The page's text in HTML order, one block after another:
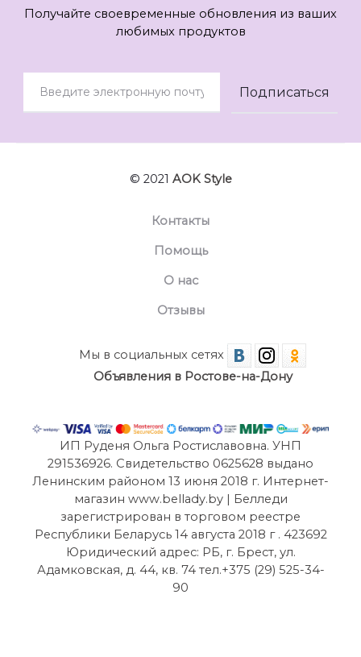
Получайте своевременные обновления из ваших
любимых продуктов
© 2021 AOK Style
Контакты
Помощь
О нас
Отзывы
Мы в социальных сетях
Объявления в Ростове-на-Дону
ИП Руденя Ольга Ростиславовна. УНП
291536926. Свидетельство 0625628 выдано
Ленинским районом 13 июня 2018 г. Интернет-
магазин www.bellady.by | Белледи
зарегистрирован в торговом реестре
Республики Беларусь 14 августа 2018 г . 423692
Юридический адрес: РБ, г. Брест, ул.
Адамковская, д. 44, кв. 74 тел.+375 (29) 525-34-
90